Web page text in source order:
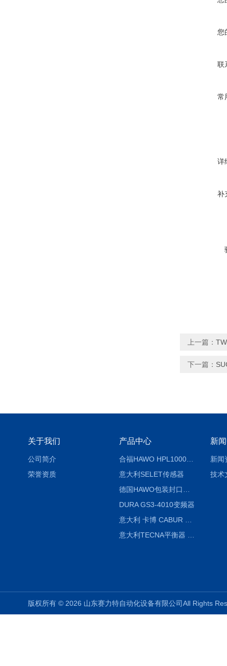
您
联
常
详
补
上一篇：
下一篇：
关于我们
公司简介
荣誉资质
产品中心
合福HAWO HPL1000AS封口机
意大利SELET传感器
DURA GS3-4010变频器
新
新闻
技术
版权所有 © 2026 山东赛力特自动化设备有限公司All Rights